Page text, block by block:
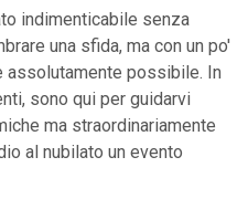
indimenticabile senza
una sfida, ma con un po'
assolutamente possibile. In
sono qui per guidarvi
ma straordinariamente
al nubilato un evento